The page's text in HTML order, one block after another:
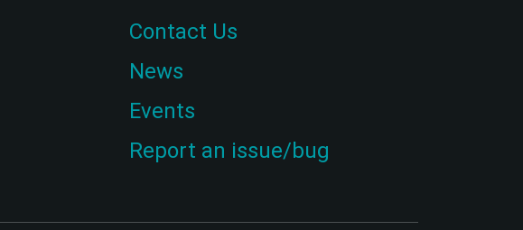
Contact Us
News
Events
Report an issue/bug